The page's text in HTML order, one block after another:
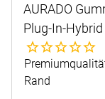
AURADO
Plug-In-
Noch keine
Rand